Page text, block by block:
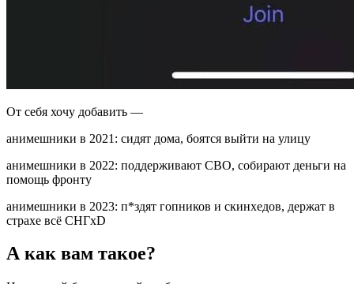
От себя хочу добавить —
анимешники в 2021: сидят дома, боятся выйти на улицу
анимешники в 2022: поддерживают СВО, собирают деньги на
помощь фронту
анимешники в 2023: п*здят гопников и скинхедов, держат в
страхе всё СНГxD
А как вам такое?⁠